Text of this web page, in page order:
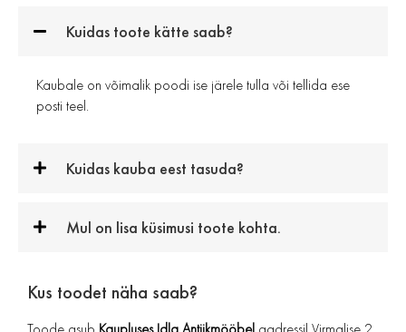
Kuidas toote kätte saab?
Kaubale on võimalik poodi ise järele tulla või tellida ese
posti teel.
Kuidas kauba eest tasuda?
Mul on lisa küsimusi toote kohta.
Kus toodet näha saab?